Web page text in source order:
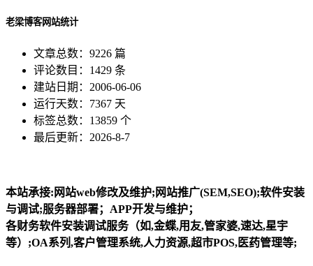
老梁博客网站统计
文章总数：9226 篇
评论数目：1429 条
建站日期：2006-06-06
运行天数：7367 天
标签总数：13859 个
最后更新：2026-8-7
本站承接:网站web修改及维护;网站推广(SEM,SEO);软件安装
与调试;服务器部署；APP开发与维护；
各财务软件安装调试服务（如,金蝶,用友,管家婆,速达,星宇
等）;OA系列,客户管理系统,人力资源,超市POS,医药管理等;